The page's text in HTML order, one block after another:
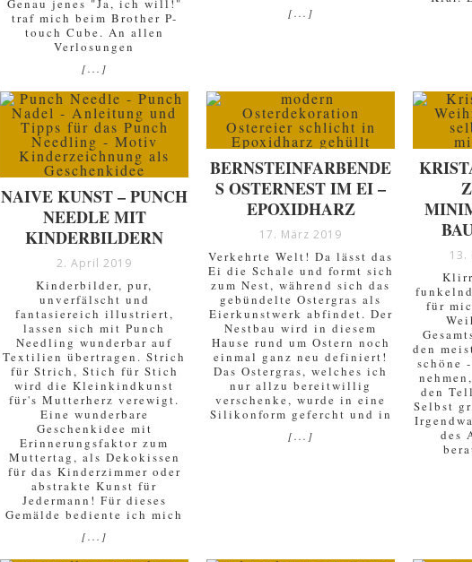
Genau jenes "Ja, ich will!"
traf mich beim Brother P-
touch Cube. An allen
Verlosungen
[...]
[...]
NAIVE KUNST – PUNCH
NEEDLE MIT
KINDERBILDERN
2. April 2019
Kinderbilder, pur,
unverfälscht und
fantasiereich illustriert,
lassen sich mit Punch
Needling wunderbar auf
Textilien übertragen. Strich
für Strich, Stich für Stich
wird die Kleinkindkunst
für's Mutterherz verewigt.
Eine wunderbare
Geschenkidee mit
Erinnerungsfaktor zum
Muttertag, als Dekokissen
für das Kinderzimmer oder
abstrakte Kunst für
Jedermann! Für dieses
Gemälde bediente ich mich
[...]
BERNSTEINFARBENDE
S OSTERNEST IM EI –
EPOXIDHARZ
17. März 2019
Verkehrte Welt! Da lässt das
Ei die Schale und formt sich
zum Nest, während sich das
gebündelte Ostergras als
Eierkunstwerk abfindet. Der
Nestbau wird in diesem
Hause rund um Ostern noch
einmal ganz neu definiert!
Das Ostergras, welches ich
nur allzu bereitwillig
verschenke, wurde in eine
Silikonform gefercht und in
[...]
13.
für
den
schöne
den
Selbst
des